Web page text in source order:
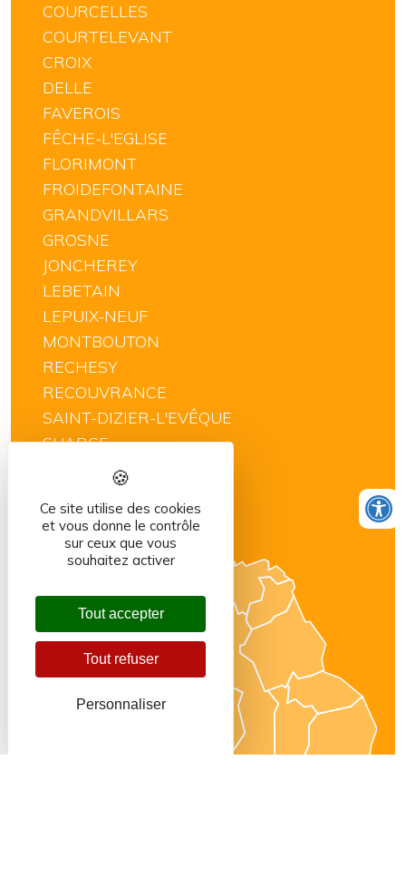
COURCELLES
COURTELEVANT
CROIX
DELLE
FAVEROIS
FÊCHE-L'EGLISE
FLORIMONT
FROIDEFONTAINE
GRANDVILLARS
GROSNE
JONCHEREY
LEBETAIN
LEPUIX-NEUF
MONTBOUTON
RECHESY
RECOUVRANCE
SAINT-DIZIER-L'EVÊQUE
SUARCE
THIANCOURT
VILLARS-LE-SEC
Ce site utilise des cookies
et vous donne le contrôle
sur ceux que vous
souhaitez activer
Tout accepter
Tout refuser
Personnaliser